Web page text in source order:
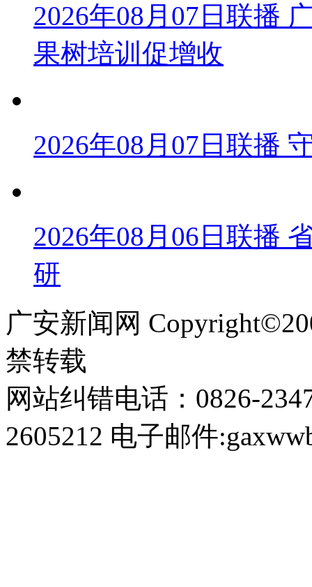
2026年08月07日联播
果树培训促增收
2026年08月07日联播
2026年08月06日联播
研
广安新闻网
禁转载
网站纠错电话：0826-
2605212 电子邮件